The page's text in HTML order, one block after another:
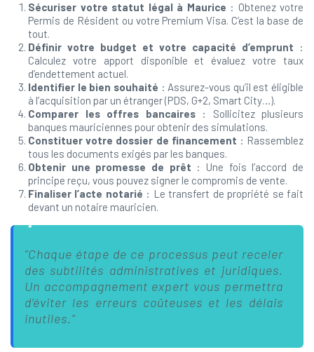
Sécuriser votre statut légal à Maurice : Obtenez votre
Permis de Résident ou votre Premium Visa. C’est la base de
tout.
Définir votre budget et votre capacité d’emprunt :
Calculez votre apport disponible et évaluez votre taux
d’endettement actuel.
Identifier le bien souhaité : Assurez-vous qu’il est éligible
à l’acquisition par un étranger (PDS, G+2, Smart City…).
Comparer les offres bancaires: Sollicitez plusieurs
banques mauriciennes pour obtenir des simulations.
Constituer votre dossier de financement : Rassemblez
tous les documents exigés par les banques.
Obtenir une promesse de prêt : Une fois l’accord de
principe reçu, vous pouvez signer le compromis de vente.
Finaliser l’acte notarié : Le transfert de propriété se fait
devant un notaire mauricien.
“Chaque étape de ce processus peut receler
des subtilités administratives et juridiques.
Un accompagnement expert vous permettra
d’éviter les erreurs coûteuses et les délais
inutiles.”